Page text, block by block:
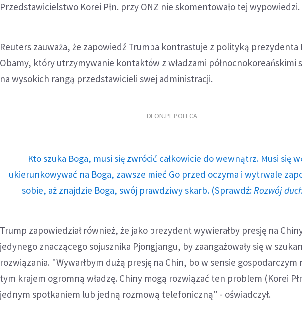
Przedstawicielstwo Korei Płn. przy ONZ nie skomentowało tej wypowiedzi.
Reuters zauważa, że zapowiedź Trumpa kontrastuje z polityką prezydenta
Obamy, który utrzymywanie kontaktów z władzami północnokoreańskimi
na wysokich rangą przedstawicieli swej administracji.
DEON.PL POLECA
Kto szuka Boga, musi się zwrócić całkowicie do wewnątrz. Musi się
ukierunkowywać na Boga, zawsze mieć Go przed oczyma i wytrwale
sobie, aż znajdzie Boga, swój prawdziwy skarb. (Sprawdź: Rozwój
Trump zapowiedział również, że jako prezydent wywierałby presję na
jedynego znaczącego sojusznika Pjongjangu, by zaangażowały się w
rozwiązania. "Wywarłbym dużą presję na Chin, bo w sensie gospodarczym
tym krajem ogromną władzę. Chiny mogą rozwiązać ten problem (Korei
jednym spotkaniem lub jedną rozmową telefoniczną" - oświadczył.